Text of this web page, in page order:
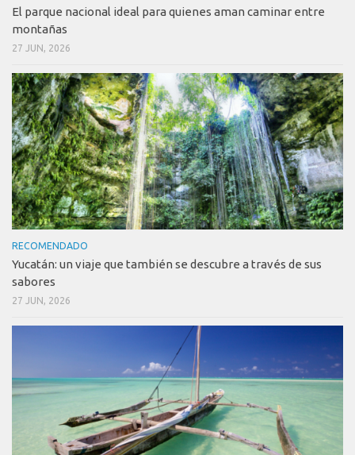
El parque nacional ideal para quienes aman caminar entre
montañas
27 JUN, 2026
RECOMENDADO
Yucatán: un viaje que también se descubre a través de sus
sabores
27 JUN, 2026